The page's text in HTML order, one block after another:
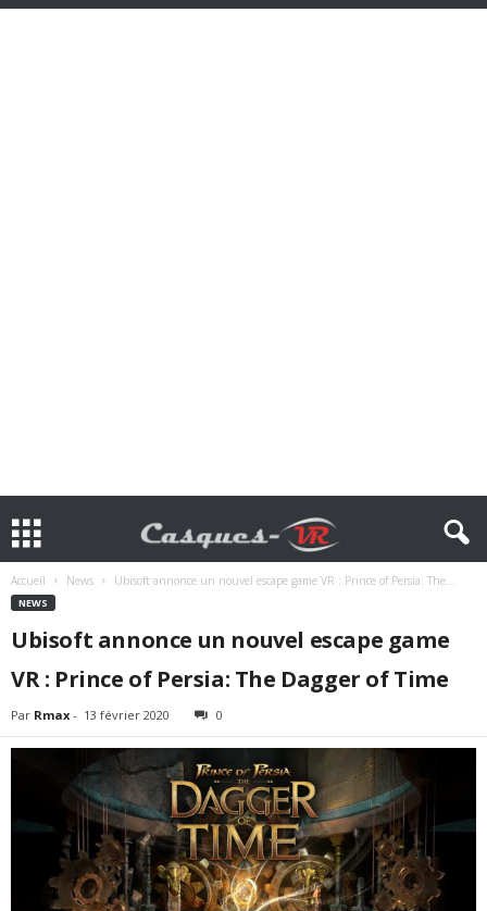
Accueil News Ubisoft annonce un nouvel escape game VR : Prince of Persia: The...
NEWS
Ubisoft annonce un nouvel escape game
VR : Prince of Persia: The Dagger of Time
Par Rmax - 13 février 2020 0